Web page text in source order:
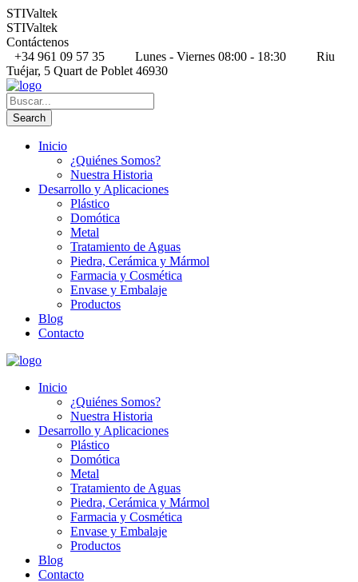
STIValtek
STIValtek
Contáctenos
+34 961 09 57 35
Lunes - Viernes 08:00 - 18:30
Riu
Tuéjar, 5 Quart de Poblet 46930
Inicio
¿Quiénes Somos?
Nuestra Historia
Desarrollo y Aplicaciones
Plástico
Domótica
Metal
Tratamiento de Aguas
Piedra, Cerámica y Mármol
Farmacia y Cosmética
Envase y Embalaje
Productos
Blog
Contacto
Inicio
¿Quiénes Somos?
Nuestra Historia
Desarrollo y Aplicaciones
Plástico
Domótica
Metal
Tratamiento de Aguas
Piedra, Cerámica y Mármol
Farmacia y Cosmética
Envase y Embalaje
Productos
Blog
Contacto